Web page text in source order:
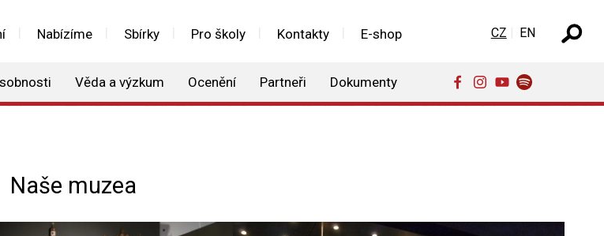
Nabízíme Sbírky Pro školy Kontakty E-shop
Věda a výzkum Ocenění Partneři Dokumenty
Zvolte jazyk
CZ EN
Naše muzea